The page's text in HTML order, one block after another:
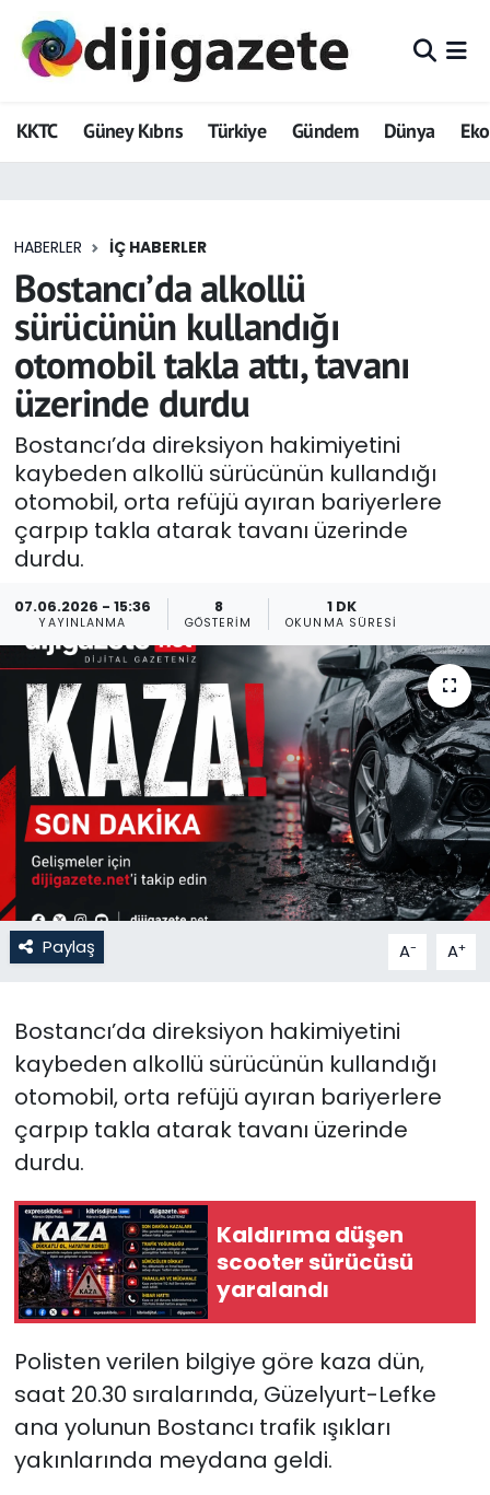
KKTC Güney Kıbrıs Türkiye Gündem Dünya
HABERLER İÇ HABERLER
Bostancı’da alkollü
sürücünün kullandığı
otomobil takla attı, tavanı
üzerinde durdu
Bostancı’da direksiyon hakimiyetini
kaybeden alkollü sürücünün kullandığı
otomobil, orta refüjü ayıran bariyerlere
çarpıp takla atarak tavanı üzerinde
durdu.
07.06.2026 - 15:36
YAYINLANMA
8
GÖSTERIM
1 DK
OKUNMA SÜRESI
Paylaş A- A+
Bostancı’da direksiyon hakimiyetini
kaybeden alkollü sürücünün kullandığı
otomobil, orta refüjü ayıran bariyerlere
çarpıp takla atarak tavanı üzerinde
durdu.
Kaldırıma düşen
scooter sürücüsü
yaralandı
Polisten verilen bilgiye göre kaza dün,
saat 20.30 sıralarında, Güzelyurt-Lefke
ana yolunun Bostancı trafik ışıkları
yakınlarında meydana geldi.
ADVERTORIAL
Dijigazete
Eğitim
Ekonomi
Foto Galeri
GEZİ
Güncel
Gündem
KKTC YEREL SEÇİM 2018
Kültür Sanat
Magazin
Moda
Nöbetçi Eczaneler
Otomobil Dünyası
Politika
SAĞLIK
Spor
Teknoloji
TÜRKiYE
Video Galeri
YAŞAM
Yazarlar
Hava Durumu
Trafik Durumu
Tüm Manşetler
Son Dakika Haberleri
Haber Arşivi